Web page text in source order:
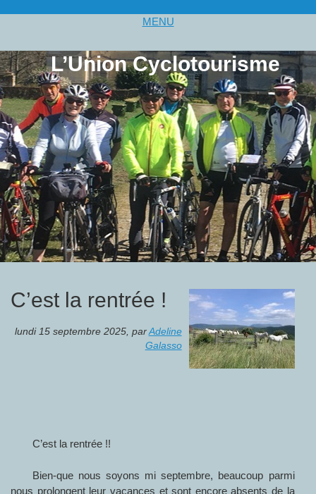
MENU
L’Union Cyclotourisme
C’est la rentrée !
lundi 15 septembre 2025, par Adeline
Galasso
C’est la rentrée !!
Bien-que nous soyons mi septembre, beaucoup parmi
nous prolongent leur vacances et sont encore absents de la